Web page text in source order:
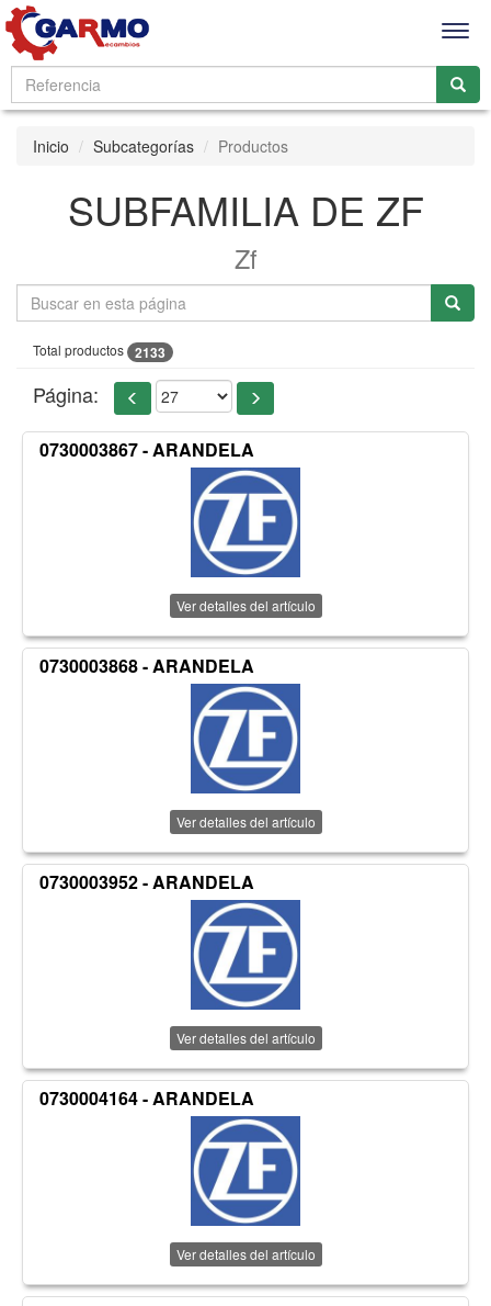
Inicio Subcategorías Productos
SUBFAMILIA DE ZF
Zf
Total productos 2133
Página:
0730003867 - ARANDELA
Ver detalles del artículo
0730003868 - ARANDELA
Ver detalles del artículo
0730003952 - ARANDELA
Ver detalles del artículo
0730004164 - ARANDELA
Ver detalles del artículo